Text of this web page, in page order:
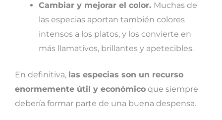
Cambiar y mejorar el color. Muchas de
las especias aportan también colores
intensos a los platos, y los convierte en
más llamativos, brillantes y apetecibles.
En definitiva, las especias son un recurso
enormemente útil y económico que siempre
debería formar parte de una buena despensa.